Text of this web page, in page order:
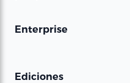
Enterprise
Ediciones